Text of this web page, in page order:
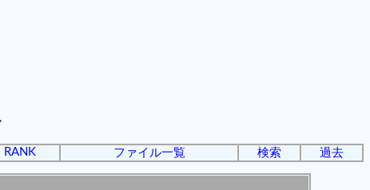
RANK ファイル一覧 検索 過去